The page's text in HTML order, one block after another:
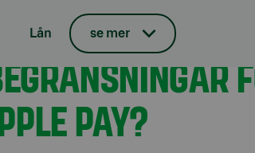
Lån se mer
PAY?